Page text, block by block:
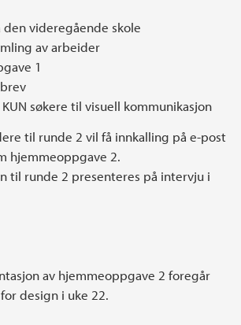
den videregående skole
av arbeider
1
søkere til visuell kommunikasjon
til runde 2 vil få innkalling på e-post
hjemmeoppgave 2.
til runde 2 presenteres på intervju i
av hjemmeoppgave 2 foregår
design i uke 22.